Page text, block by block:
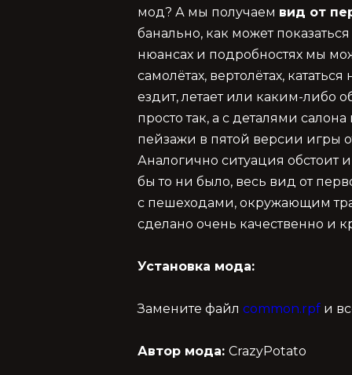
мод? А мы получаем вид от
банально, как может
нюансах и подробностях мы
самолётах, вертолётах,
ездит, летает или каким-либо
просто так, а с деталями
пейзажи в пятой версии игры
Аналогично ситуация обстоит
бы то ни было, весь вид от
с пешеходами, окружающим
сделано очень качественно и
Установка мода:
Замените файл common.rpf и
Автор мода: CrazyPotato